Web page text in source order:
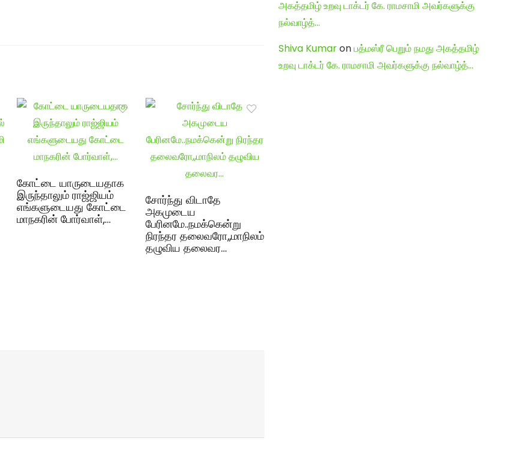
கோட்டை யாருடையதாக
இருந்தாலும் ராஜ்ஜியம்
எங்களுடையது கோட்டை
மாநகரின் போர்வாள்,…
சோர்ந்து விடாதே
அகமுடைய
பேரினமே..நமக்கென்று
நிரந்தர தலைவரோ,,மாநிலம்
தழுவிய தலைவர…
அகத்தமிழ் உறவு டாக்டர் கே. ராமசாமி அவர்களுக்கு
நல்வாழ்த்…
Shiva Kumaronபத்மஸ்ரீ பெறும் நமது அகத்தமிழ்
உறவு டாக்டர் கே. ராமசாமி அவர்களுக்கு நல்வாழ்த்…